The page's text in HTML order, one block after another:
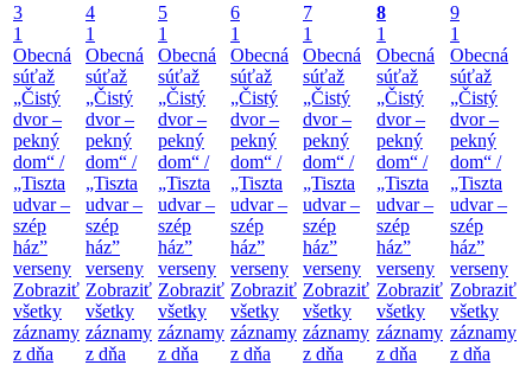
3
1
Obecná
súťaž
„Čistý
dvor –
pekný
dom“ /
„Tiszta
udvar –
szép
ház”
verseny
Zobraziť
všetky
záznamy
z dňa
4
1
Obecná
súťaž
„Čistý
dvor –
pekný
dom“ /
„Tiszta
udvar –
szép
ház”
verseny
Zobraziť
všetky
záznamy
z dňa
5
1
Obecná
súťaž
„Čistý
dvor –
pekný
dom“ /
„Tiszta
udvar –
szép
ház”
verseny
Zobraziť
všetky
záznamy
z dňa
6
1
Obecná
súťaž
„Čistý
dvor –
pekný
dom“ /
„Tiszta
udvar –
szép
ház”
verseny
Zobraziť
všetky
záznamy
z dňa
7
1
Obecná
súťaž
„Čistý
dvor –
pekný
dom“ /
„Tiszta
udvar –
szép
ház”
verseny
Zobraziť
všetky
záznamy
z dňa
8
1
Obecná
súťaž
„Čistý
dvor –
pekný
dom“ /
„Tiszta
udvar –
szép
ház”
verseny
Zobraziť
všetky
záznamy
z dňa
9
1
Obecná
súťaž
„Čistý
dvor –
pekný
dom“ /
„Tiszta
udvar –
szép
ház”
verseny
Zobraziť
všetky
záznamy
z dňa